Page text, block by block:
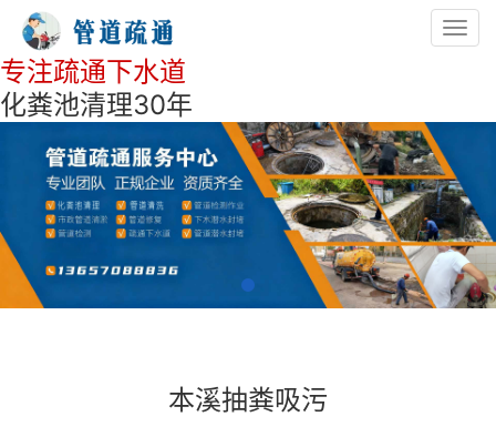
专注疏通下水道
化粪池清理30年
本溪抽粪吸污